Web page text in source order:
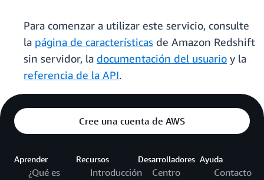
Para comenzar a utilizar este servicio, consulte
la página de características de Amazon Redshift
sin servidor, la documentación del usuario y la
referencia de la API.
Cree una cuenta de AWS
Aprender
¿Qué es
Recursos
Introducción
Desarrolladores
Centro
Ayuda
Contacto